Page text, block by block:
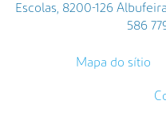
Escolas, 8200-126
586
Mapa do sítio